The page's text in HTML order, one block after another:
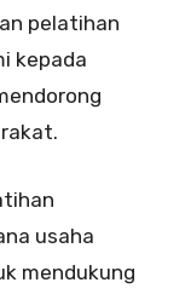
pelatihan
kepada
usaha
mendukung